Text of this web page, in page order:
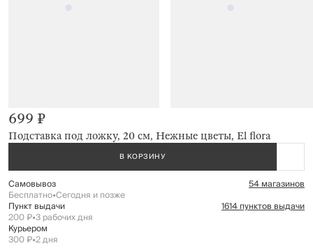
Подставка под ложку, 20 см, Нежные цветы, El flora
699 ₽
В КОРЗИНУ
Самовывоз 54 магазинов
Бесплатно•Сегодня и позже
Пункт выдачи 1614 пунктов выдачи
200 ₽•3 рабочих дня
Курьером
300 ₽•2 дня